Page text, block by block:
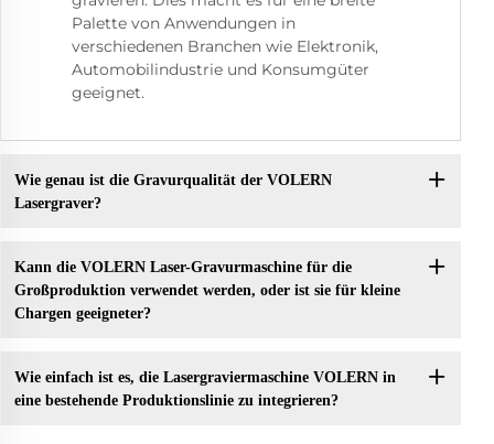
Palette von Anwendungen in
verschiedenen Branchen wie Elektronik,
Automobilindustrie und Konsumgüter
geeignet.
Wie genau ist die Gravurqualität der VOLERN
Lasergraver?
Kann die VOLERN Laser-Gravurmaschine für die
Großproduktion verwendet werden, oder ist sie für kleine
Chargen geeigneter?
Wie einfach ist es, die Lasergraviermaschine VOLERN in
eine bestehende Produktionslinie zu integrieren?